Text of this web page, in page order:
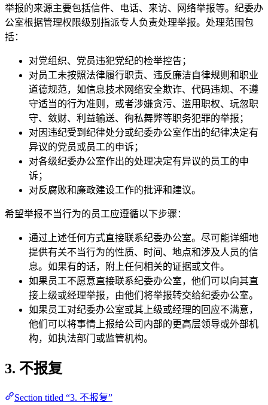
举报的来源主要包括信件、电话、来访、网络举报等。纪委办
公室根据管理权限级别指派专人负责处理举报。处理范围包
括：
对党组织、党员违犯党纪的检举控告；
对员工未按照法律履行职责、违反廉洁自律规则和职业
道德规范，如信息技术网络安全欺诈、代码违规、不遵
守适当的行为准则，或者涉嫌贪污、滥用职权、玩忽职
守、敛财、利益输送、徇私舞弊等职务犯罪的举报；
对因违纪受到纪律处分或纪委办公室作出的纪律决定有
异议的党员或员工的申诉；
对各级纪委办公室作出的处理决定有异议的员工的申
诉；
对反腐败和廉政建设工作的批评和建议。
希望举报不当行为的员工应遵循以下步骤：
通过上述任何方式直接联系纪委办公室。尽可能详细地
提供有关不当行为的性质、时间、地点和涉及人员的信
息。如果有的话，附上任何相关的证据或文件。
如果员工不愿意直接联系纪委办公室，他们可以向其直
接上级或经理举报，由他们将举报转交给纪委办公室。
如果员工对纪委办公室或其上级或经理的回应不满意，
他们可以将事情上报给公司内部的更高层领导或外部机
构，如执法部门或监管机构。
3. 不报复
Section titled “3. 不报复”